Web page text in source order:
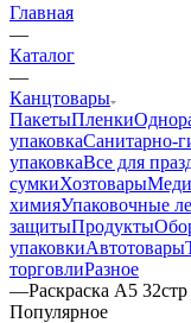
Главная
—
Каталог
—
Канцтовары
ПакетыПленки
упаковкаСанитарно-
упаковкаВсе для
сумкиХозтовары
химияУпаковочные
защитыПродукты
упаковкиАвтотовары
торговлиРазное
—Раскраска А5
Популярное